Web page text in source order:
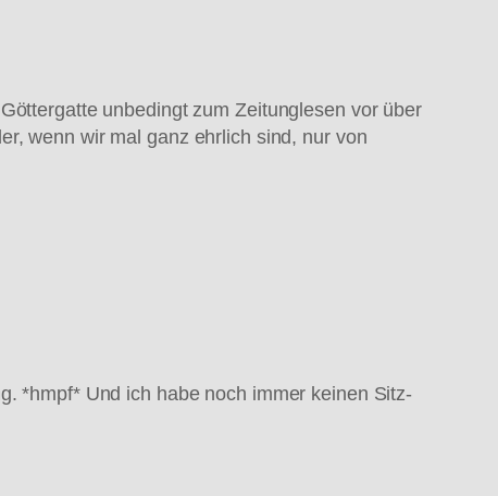
unbedingt zum Zeitunglesen vor über
wenn wir mal ganz ehrlich sind, nur von
*hmpf* Und ich habe noch immer keinen Sitz-